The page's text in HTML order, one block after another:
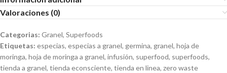
Valoraciones (0)
Categorias: Granel, Superfoods
Etiquetas: especias, especias a granel, germina, granel, hoja de
moringa, hoja de moringa a granel, infusión, superfood, superfoods,
tienda a granel, tienda econsciente, tienda en linea, zero waste